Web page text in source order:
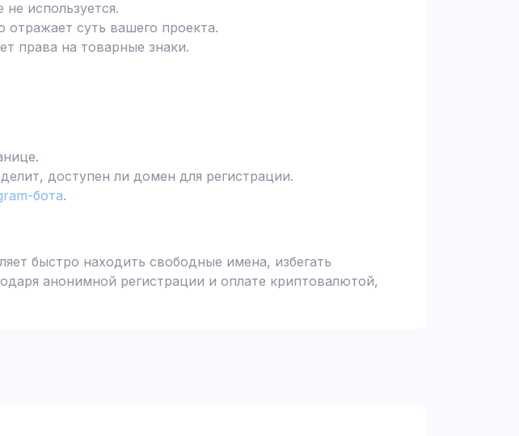
используется.
суть вашего проекта.
права на товарные знаки.
доступен ли домен для регистрации.
бота.
быстро находить свободные имена, избегать
анонимной регистрации и оплате криптовалютой,